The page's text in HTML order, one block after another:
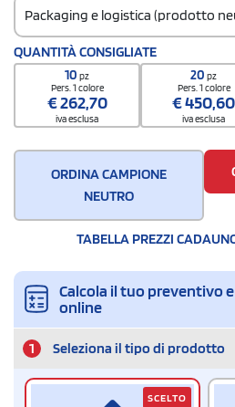
Packaging e logistica (prodotto
Codice doganale
61051000
QUANTITÀ CONSIGLIATE
10pz
Pers. 1 colore
€262,70
iva esclusa
20pz
Pers. 1 colore
€450,60
iva esclusa
ORDINA CAMPIONE
NEUTRO
TABELLA PREZZI
Calcola il tuo preventivo
online
1 Seleziona il tipo di prodotto
SCELTO